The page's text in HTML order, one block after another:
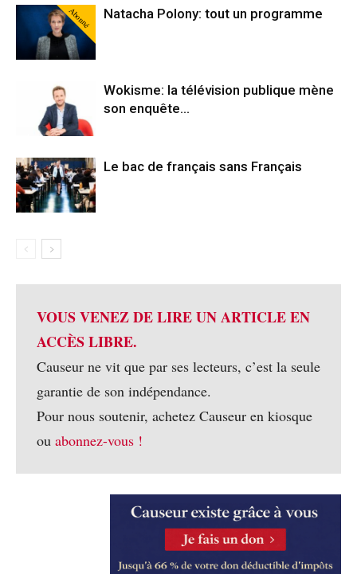
Abonné Natacha Polony: tout un programme
Wokisme: la télévision publique mène
son enquête…
Le bac de français sans Français
VOUS VENEZ DE LIRE UN ARTICLE EN
ACCÈS LIBRE.
Causeur ne vit que par ses lecteurs, c’est la seule
garantie de son indépendance.
Pour nous soutenir, achetez Causeur en kiosque
ou abonnez-vous !